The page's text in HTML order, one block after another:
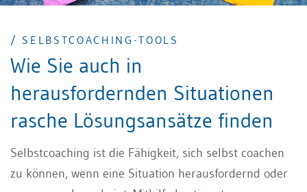
/ SELBSTCOACHING-TOOLS
Wie Sie auch in
herausfordernden Situationen
rasche Lösungsansätze finden
Selbstcoaching ist die Fähigkeit, sich selbst coachen
zu können, wenn eine Situation herausfordernd oder